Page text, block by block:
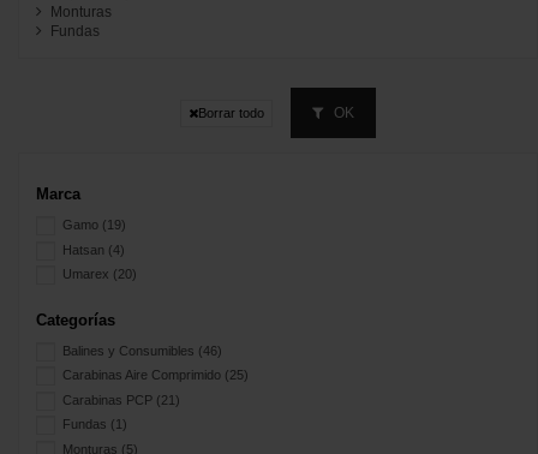
Monturas
Fundas
Borrar todo OK
Marca
Gamo (19)
Hatsan (4)
Umarex (20)
Categorías
Balines y Consumibles (46)
Carabinas Aire Comprimido (25)
Carabinas PCP (21)
Fundas (1)
Monturas (5)